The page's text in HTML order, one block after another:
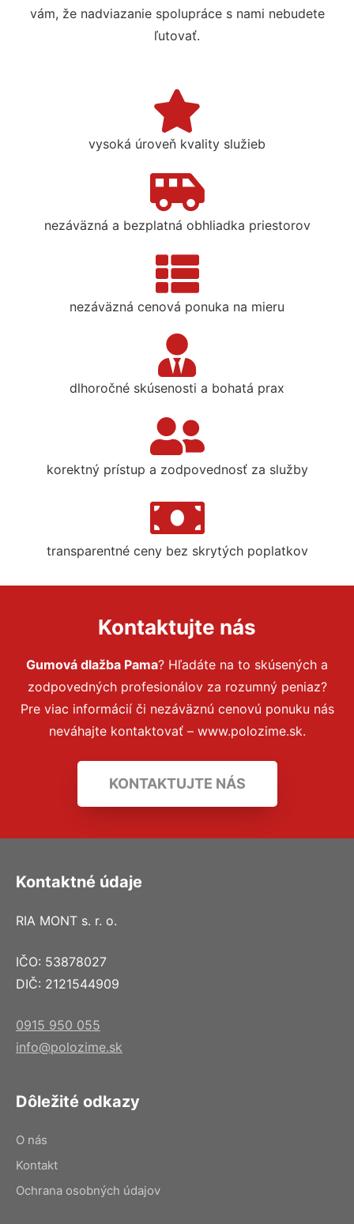
vám, že nadviazanie spolupráce s nami nebudete
ľutovať.
vysoká úroveň kvality služieb
nezáväzná a bezplatná obhliadka priestorov
nezáväzná cenová ponuka na mieru
dlhoročné skúsenosti a bohatá prax
korektný prístup a zodpovednosť za služby
transparentné ceny bez skrytých poplatkov
Kontaktujte nás
Gumová dlažba Pama? Hľadáte na to skúsených a
zodpovedných profesionálov za rozumný peniaz?
Pre viac informácií či nezáväznú cenovú ponuku nás
neváhajte kontaktovať – www.polozime.sk.
KONTAKTUJTE NÁS
Kontaktné údaje
RIA MONT s. r. o.
IČO: 53878027
DIČ: 2121544909
0915 950 055
info@polozime.sk
Dôležité odkazy
O nás
Kontakt
Ochrana osobných údajov